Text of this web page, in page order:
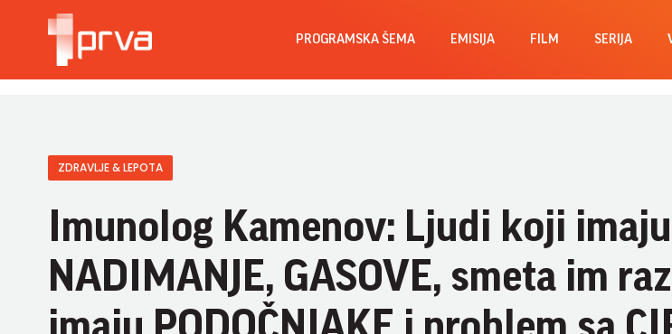
PROGRAMSKA ŠEMA EMISIJA FILM SERIJA
ZDRAVLJE & LEPOTA
Imunolog Kamenov: Ljudi koji imaju
NADIMANJE, GASOVE, smeta im